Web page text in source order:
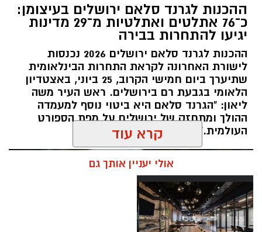
קיץ ספורטיבי בירושלים: במשך שמונה ימים תהפוך
ירושלים לבירת ההתעמלות של ישראל, כאשר
מיטב המתעמלות והמתעמלים מכל רחבי הארץ
יתחרו באליפויות ישראל בענפי ההתעמלות השונים.
השנה, לראשונה, יתקיימו האליפויות לצד תחרויות
ההתעמלות של משחקי המכביה ה־22, בהשתתפות
משלחות ומתעמלים מהארץ ומהעולם, ויהפכו את
שבוע האליפויות לאחד מאירועי הספורט הבולטים
של הקיץ.
במהלך השבוע יתקיימו אליפויות ישראל בכלל ענפי
ההתעמלות: התעמלות אמנותית, התעמלות
מכשירים לבנים ולבנות, אקרובטיקה, טרמפולינה
וטמבלינג. לצד התחרויות הארציות, יתחרו
ההכנות לגרנד סלאם ירושלים בעיצומן:
כ־76 אתלטים ואתלטיות מ־29 מדינות
יגיעו להתחרות בבירה
ההכנות לגרנד סלאם ירושלים 2026 נכנסות
לישורת האחרונה לקראת התחרות הבינלאומית
שתיערך ביום חמישי הקרוב, 25 ביוני, באצטדיון
הלאומי בגבעת רם בירושלים. ראש העיר משה
ליאון: "הגרנד סלאם היא ביטוי נוסף למעמדה
ההולך ומתחזק של ירושלים על מפת הספורט
העולמית."
קרא עוד
אולי יעניין אותך גם